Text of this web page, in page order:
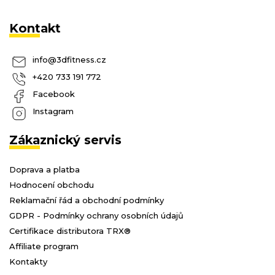
Kontakt
info@3dfitness.cz
+420 733 191 772
Facebook
Instagram
Zákaznický servis
Doprava a platba
Hodnocení obchodu
Reklamační řád a obchodní podmínky
GDPR - Podmínky ochrany osobních údajů
Certifikace distributora TRX®
Affiliate program
Kontakty